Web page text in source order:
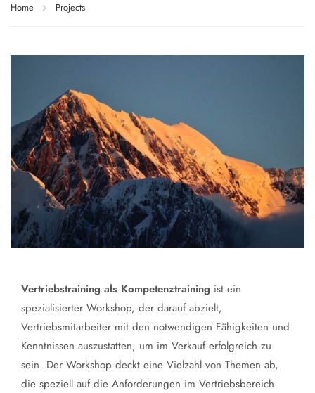
Home Projects
Vertriebstraining als Kompetenztraining ist ein
spezialisierter Workshop, der darauf abzielt,
Vertriebsmitarbeiter mit den notwendigen Fähigkeiten und
Kenntnissen auszustatten, um im Verkauf erfolgreich zu
sein. Der Workshop deckt eine Vielzahl von Themen ab,
die speziell auf die Anforderungen im Vertriebsbereich